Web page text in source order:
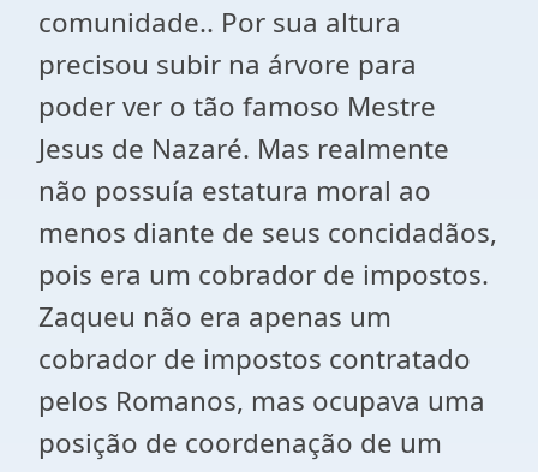
comunidade.. Por sua altura
precisou subir na árvore para
poder ver o tão famoso Mestre
Jesus de Nazaré. Mas realmente
não possuía estatura moral ao
menos diante de seus concidadãos,
pois era um cobrador de impostos.
Zaqueu não era apenas um
cobrador de impostos contratado
pelos Romanos, mas ocupava uma
posição de coordenação de um